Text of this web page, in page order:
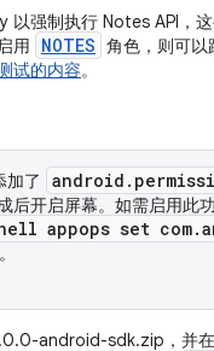
强制执行 Notes API，
用
NOTES 角色，则可以
试的内容。
加了 android .
后开启屏幕。如需启用此
appops set com.
。
android-sdk.zip，并